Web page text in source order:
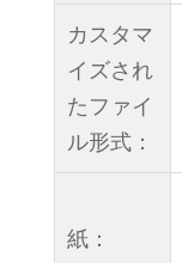
カスタマ
イズされ
たファイ
ル形式：
紙：